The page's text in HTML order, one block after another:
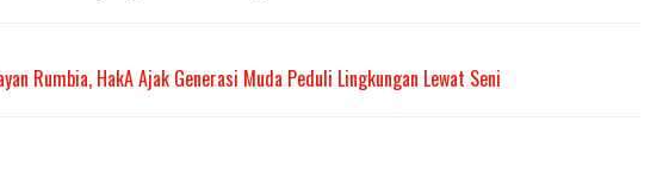
Rumbia, HakA Ajak Generasi Muda Peduli Lingkungan Lewat Seni